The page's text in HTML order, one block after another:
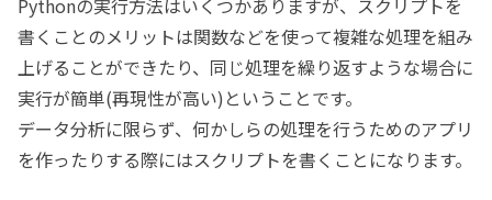
Pythonの実行方法はいくつかありますが、スクリプトを
書くことのメリットは関数などを使って複雑な処理を組み
上げることができたり、同じ処理を繰り返すような場合に
実行が簡単(再現性が高い)ということです。
データ分析に限らず、何かしらの処理を行うためのアプリ
を作ったりする際にはスクリプトを書くことになります。